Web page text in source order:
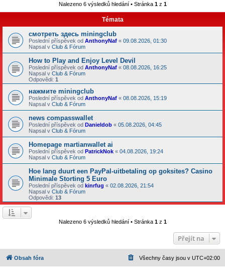
Nalezeno 6 výsledků hledání • Stránka 1z 1
Témata
смотреть здесь miningclub
Poslední příspěvek od AnthonyNaf « 09.08.2026, 01:30
Napsal v Club & Fórum
How to Play and Enjoy Level Devil
Poslední příspěvek od AnthonyNaf « 08.08.2026, 16:25
Napsal v Club & Fórum
Odpovědi: 1
нажмите miningclub
Poslední příspěvek od AnthonyNaf « 08.08.2026, 15:19
Napsal v Club & Fórum
news compasswallet
Poslední příspěvek od Danieldob « 05.08.2026, 04:45
Napsal v Club & Fórum
Homepage martianwallet ai
Poslední příspěvek od PatrickNok « 04.08.2026, 19:24
Napsal v Club & Fórum
Hoe lang duurt een PayPal-uitbetaling op goksites? Casino
Minimale Storting 5 Euro
Poslední příspěvek od kinrfug « 02.08.2026, 21:54
Napsal v Club & Fórum
Odpovědi: 13
Nalezeno 6 výsledků hledání • Stránka 1z 1
Přejít na
Obsah fóra Všechny časy jsou v UTC+02:00